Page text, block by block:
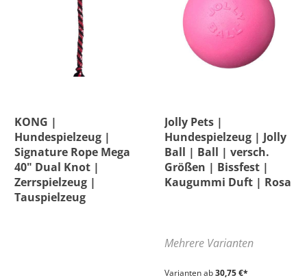
KONG |
Hundespielzeug |
Signature Rope Mega
40" Dual Knot |
Zerrspielzeug |
Tauspielzeug
Jolly Pets |
Hundespielzeug | Jolly
Ball | Ball | versch.
Größen | Bissfest |
Kaugummi Duft | Rosa
Mehrere Varianten
Varianten ab30,75 €*